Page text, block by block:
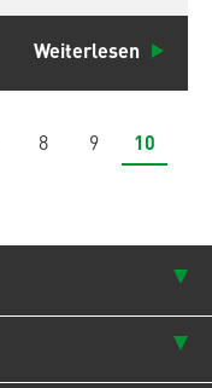
Weiterlesen
8 9 10